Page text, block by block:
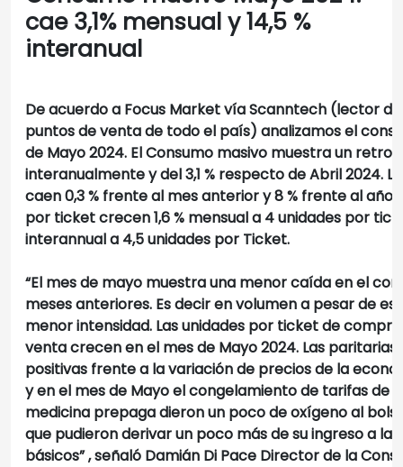
cae 3,1% mensual y 14,5 %
interanual
De acuerdo a Focus Market vía Scanntech (lector
puntos de venta de todo el país) analizamos el
de Mayo 2024. El Consumo masivo muestra un
interanualmente y del 3,1 % respecto de Abril 2024.
caen 0,3 % frente al mes anterior y 8 % frente al año
por ticket crecen 1,6 % mensual a 4 unidades por
interannual a 4,5 unidades por Ticket.
“El mes de mayo muestra una menor caída en el
meses anteriores. Es decir en volumen a pesar de
menor intensidad. Las unidades por ticket de
venta crecen en el mes de Mayo 2024. Las
positivas frente a la variación de precios de la
y en el mes de Mayo el congelamiento de tarifas de
medicina prepaga dieron un poco de oxígeno al
que pudieron derivar un poco más de su ingreso a la
básicos”, señaló Damián Di Pace Director de la